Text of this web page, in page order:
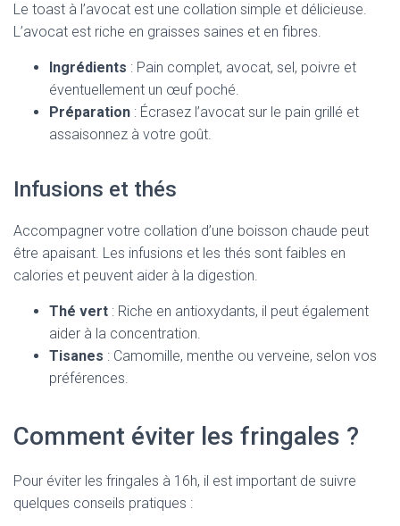
Le toast à l’avocat est une collation simple et délicieuse.
L’avocat est riche en graisses saines et en fibres.
Ingrédients : Pain complet, avocat, sel, poivre et
éventuellement un œuf poché.
Préparation : Écrasez l’avocat sur le pain grillé et
assaisonnez à votre goût.
Infusions et thés
Accompagner votre collation d’une boisson chaude peut
être apaisant. Les infusions et les thés sont faibles en
calories et peuvent aider à la digestion.
Thé vert : Riche en antioxydants, il peut également
aider à la concentration.
Tisanes : Camomille, menthe ou verveine, selon vos
préférences.
Comment éviter les fringales ?
Pour éviter les fringales à 16h, il est important de suivre
quelques conseils pratiques :